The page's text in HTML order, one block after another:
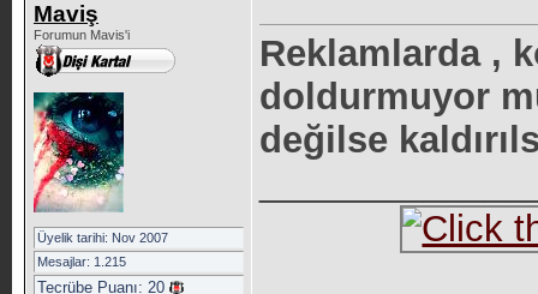
Maviş
Forumun Mavis'i
Üyelik tarihi: Nov 2007
Mesajlar: 1.215
Tecrübe Puanı: 20
Reklamlarda ,
doldurmuyor
değilse